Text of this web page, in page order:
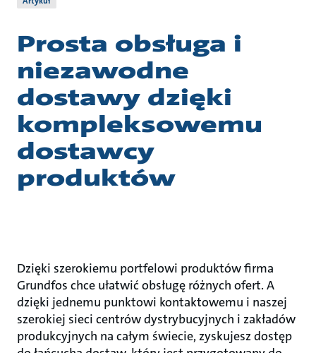
Prosta obsługa i
niezawodne
dostawy dzięki
kompleksowemu
dostawcy
produktów
Dzięki szerokiemu portfelowi produktów firma
Grundfos chce ułatwić obsługę różnych ofert. A
dzięki jednemu punktowi kontaktowemu i naszej
szerokiej sieci centrów dystrybucyjnych i zakładów
produkcyjnych na całym świecie, zyskujesz dostęp